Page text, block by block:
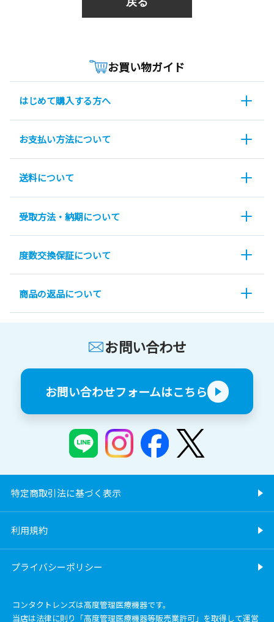
お買い物ガイド
はじめて購入する方へ
お支払い方法について
送料について
受取方法・納期について
度数交換保証について
商品の返品について
お問い合わせ
お問い合わせフォームはこちら
特定商取引法に基づく表示
利用規約
プライバシーポリシー
コンタクトレンズは高度管理医療機器です。
当店は法律に則り「高度管理医療機器等販売業許可」を取得して運営